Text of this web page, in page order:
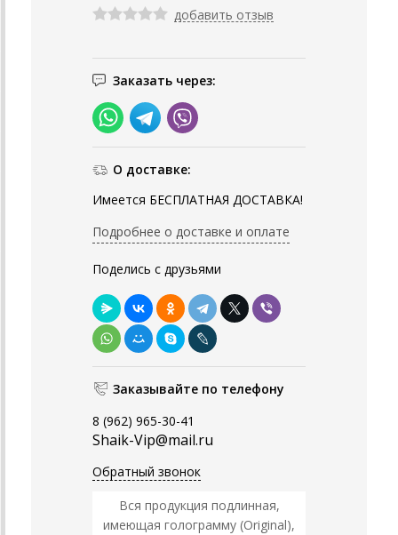
добавить отзыв
Заказать через:
О доставке:
Имеется БЕСПЛАТНАЯ ДОСТАВКА!
Подробнее о доставке и оплате
Поделись с друзьями
Заказывайте по телефону
8 (962) 965-30-41
Shaik-Vip@mail.ru
Обратный звонок
Вся продукция подлинная,
имеющая голограмму (Original),